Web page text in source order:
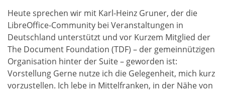
Heute sprechen wir mit Karl-Heinz Gruner, der die
LibreOffice-Community bei Veranstaltungen in
Deutschland unterstützt und vor Kurzem Mitglied der
The Document Foundation (TDF) – der gemeinnützigen
Organisation hinter der Suite – geworden ist:
Vorstellung Gerne nutze ich die Gelegenheit, mich kurz
vorzustellen. Ich lebe in Mittelfranken, in der Nähe von